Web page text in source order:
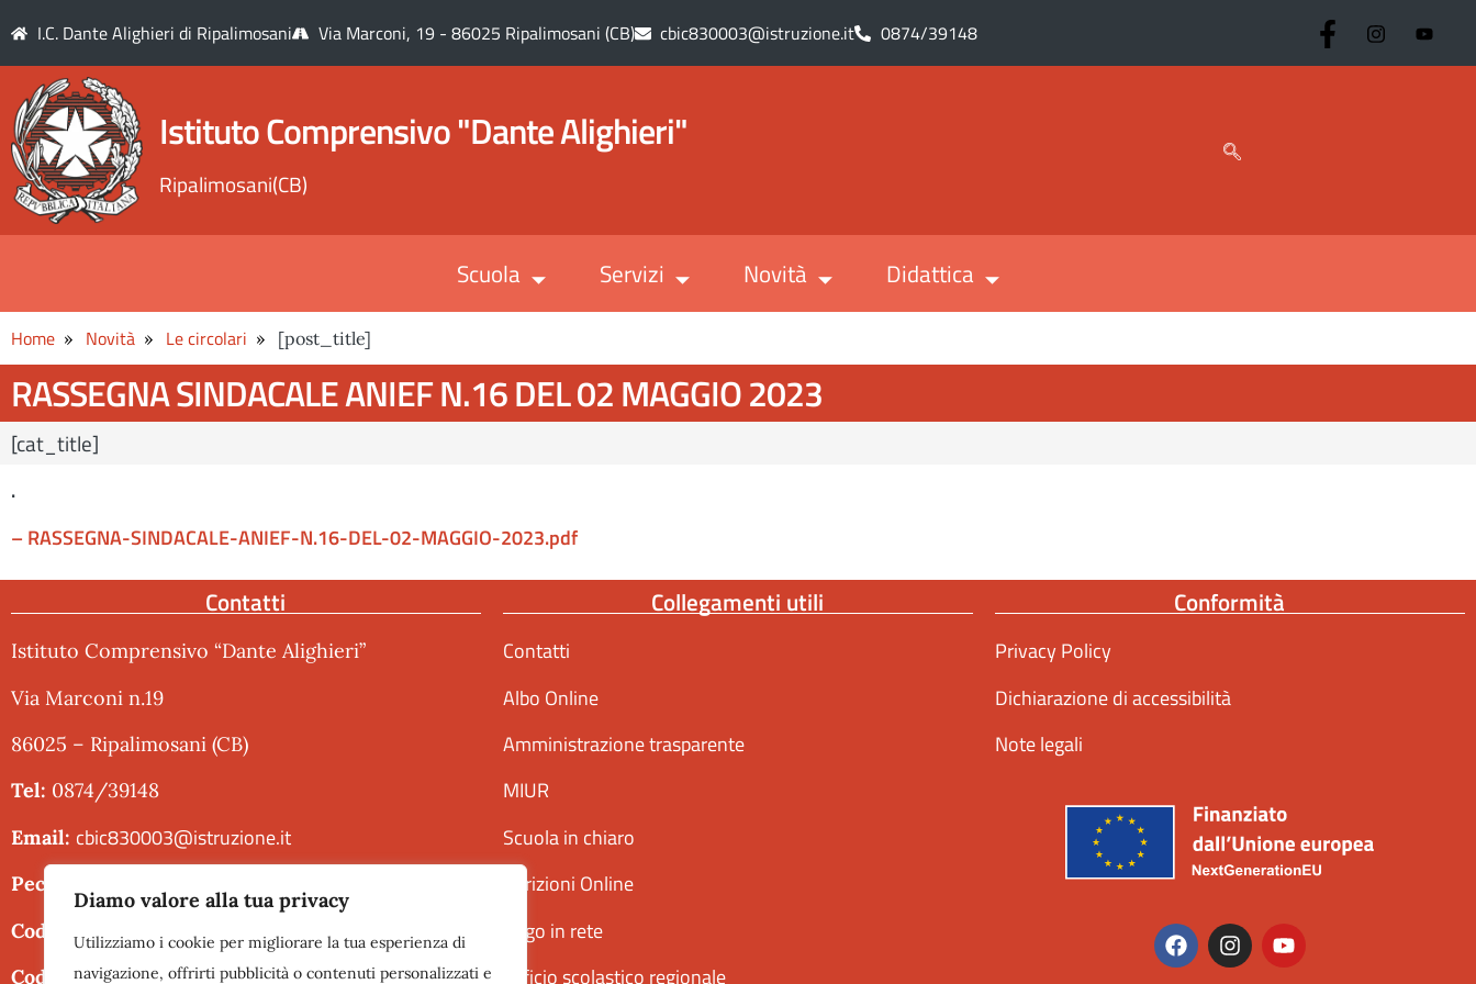
Diamo valore alla tua privacy
Utilizziamo i cookie per migliorare la tua esperienza di
navigazione, offrirti pubblicità o contenuti personalizzati e
I.C. Dante Alighieri di Ripalimosani Via Marconi, 19 - 86025 Ripalimosani (CB) cbic830003@istruzione.it 0874/39148
Istituto Comprensivo "Dante Alighieri"
Ripalimosani(CB)
Scuola Servizi Novità Didattica
Home Novità Le circolari [post_title]
RASSEGNA SINDACALE ANIEF N.16 DEL 02 MAGGIO 2023
[cat_title]
.
– RASSEGNA-SINDACALE-ANIEF-N.16-DEL-02-MAGGIO-2023.pdf
Contatti
Istituto Comprensivo “Dante Alighieri”
Via Marconi n.19
86025 – Ripalimosani (CB)
Tel: 0874/39148
Email: cbic830003@istruzione.it
Pec:
Codice fiscale:
80001220708
Codice meccanografico:CBIC830003
Collegamenti utili
Contatti
Albo Online
Amministrazione trasparente
MIUR
Scuola in chiaro
Iscrizioni Online
Pago in rete
Ufficio scolastico regionale
Conformità
Privacy Policy
Dichiarazione di accessibilità
Note legali